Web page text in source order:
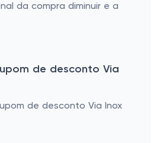
da compra diminuir e a
de desconto Via